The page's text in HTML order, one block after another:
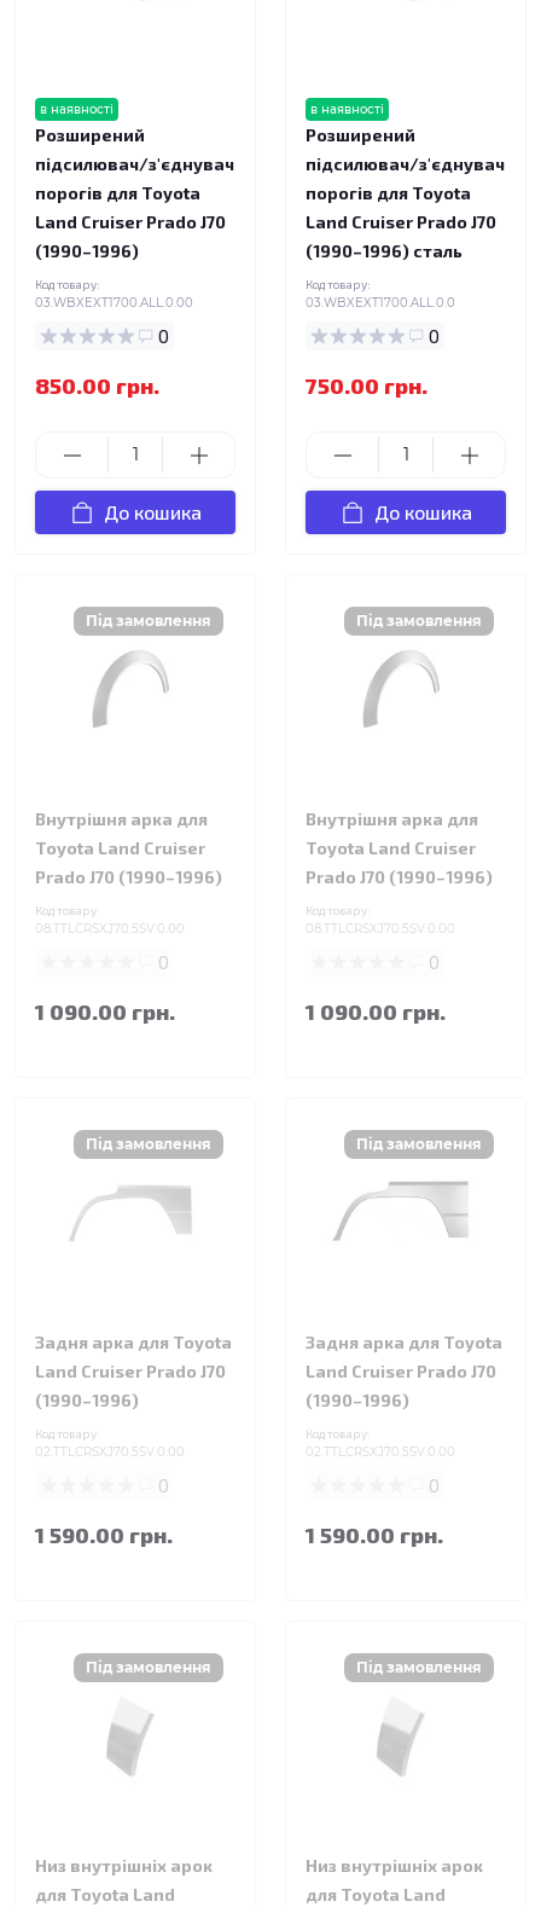
в наявності
Розширений
підсилювач/з'єднувач
порогів для Toyota
Land Cruiser Prado J70
(1990–1996)
Код товару:
03.WBXEXT1700.ALL.0.00
0
850.00 грн.
До кошика
в наявності
Розширений
підсилювач/з'єднувач
порогів для Toyota
Land Cruiser Prado J70
(1990–1996) сталь
Код товару:
03.WBXEXT1700.ALL.0.0
0
750.00 грн.
До кошика
Внутрішня арка для
Toyota Land Cruiser
Prado J70 (1990–1996)
Код товару:
08.TTLCRSXJ70.5SV.0.00
0
1 090.00 грн.
Внутрішня арка для
Toyota Land Cruiser
Prado J70 (1990–1996)
Код товару:
08.TTLCRSXJ70.5SV.0.00
0
1 090.00 грн.
Задня арка для Toyota
Land Cruiser Prado J70
(1990–1996)
Код товару:
02.TTLCRSXJ70.5SV.0.00
0
1 590.00 грн.
Задня арка для Toyota
Land Cruiser Prado J70
(1990–1996)
Код товару:
02.TTLCRSXJ70.5SV.0.00
0
1 590.00 грн.
Низ внутрішніх арок
для Toyota Land
Низ внутрішніх арок
для Toyota Land